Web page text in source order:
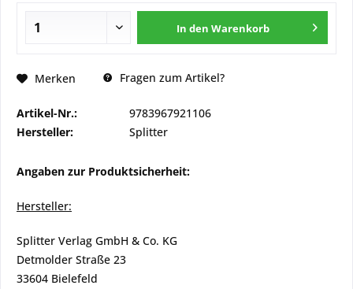
In den Warenkorb
Merken Fragen zum Artikel?
Artikel-Nr.:
9783967921106
Hersteller:
Splitter
Angaben zur Produktsicherheit:
Hersteller:
Splitter Verlag GmbH & Co. KG
Detmolder Straße 23
33604 Bielefeld